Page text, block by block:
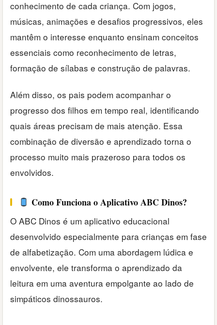
conhecimento de cada criança. Com jogos,
músicas, animações e desafios progressivos, eles
mantêm o interesse enquanto ensinam conceitos
essenciais como reconhecimento de letras,
formação de sílabas e construção de palavras.
Além disso, os pais podem acompanhar o
progresso dos filhos em tempo real, identificando
quais áreas precisam de mais atenção. Essa
combinação de diversão e aprendizado torna o
processo muito mais prazeroso para todos os
envolvidos.
Como Funciona o Aplicativo ABC Dinos?
O ABC Dinos é um aplicativo educacional
desenvolvido especialmente para crianças em fase
de alfabetização. Com uma abordagem lúdica e
envolvente, ele transforma o aprendizado da
leitura em uma aventura empolgante ao lado de
simpáticos dinossauros.